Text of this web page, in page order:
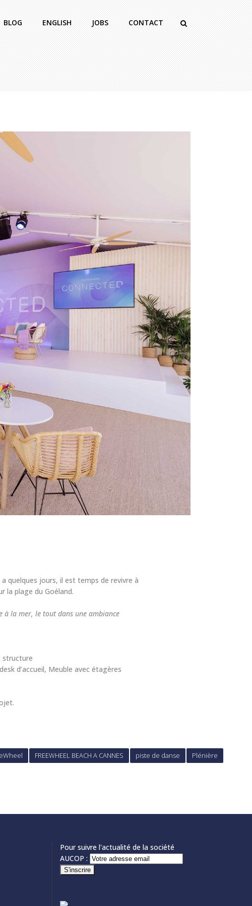
BLOG ENGLISH JOBS CONTACT
a quelques jours, il est temps de revivre à
la plage du Goéland.
à la mer, le tout dans une ambiance
structure
d’accueil, Meuble avec étagères
FREEWHEEL BEACH A CANNES piste de danse
Plénière
Pour suivre l'actualité de la société
AUCOP :